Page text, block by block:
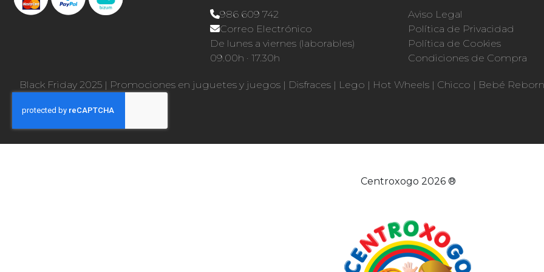
986 609 742
Correo Electrónico
De lunes a viernes (laborables)
09.00h · 17.30h
Aviso Legal
Política de Privacidad
Política de Cookies
Condiciones de Compra
Black Friday 2025 | Promociones en juguetes y juegos | Disfraces | Lego | Hot Wheels | Chicco | Bebé Reborn
Centroxogo 2026 ®